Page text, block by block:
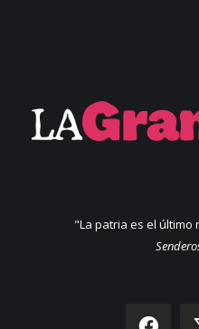
"La patria es el